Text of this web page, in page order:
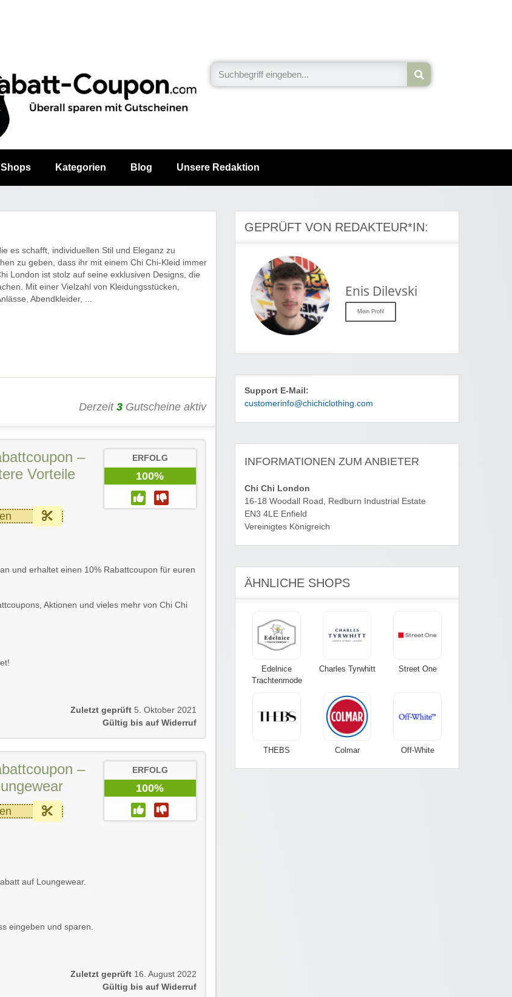
Shops Kategorien Blog Unsere Redaktion
es schafft, individuellen Stil und Eleganz zu
zu geben, dass ihr mit einem Chi Chi-Kleid immer
London ist stolz auf seine exklusiven Designs, die
Mit einer Vielzahl von Kleidungsstücken,
Abendkleider, ...
Derzeit 3 Gutscheine aktiv
–
Vorteile
ERFOLG
100%
und erhaltet einen 10% Rabattcoupon für euren
Aktionen und vieles mehr von Chi Chi
Zuletzt geprüft 5. Oktober 2021
Gültig bis auf Widerruf
–
ERFOLG
100%
auf Loungewear.
eingeben und sparen.
Zuletzt geprüft 16. August 2022
Gültig bis auf Widerruf
GEPRÜFT VON REDAKTEUR*IN:
Enis Dilevski
Mein Profil
Support E-Mail:
customerinfo@chichiclothing.com
INFORMATIONEN ZUM ANBIETER
Chi Chi London
16-18 Woodall Road, Redburn Industrial Estate
EN3 4LE Enfield
Vereinigtes Königreich
ÄHNLICHE SHOPS
Edelnice
Trachtenmode
Charles Tyrwhitt Street One
THEBS Colmar Off-White